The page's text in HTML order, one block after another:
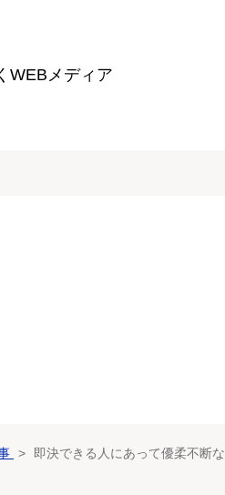
WEBメディア
即決できる人にあって優柔不断